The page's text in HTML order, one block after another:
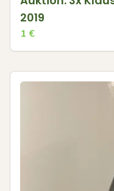
2019
1 €